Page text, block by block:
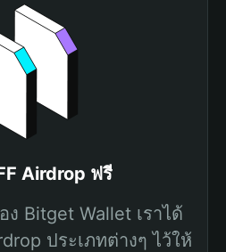
Airdrop ฟรี
Bitget Wallet เราได้
ประเภทต่างๆ ไว้ให้